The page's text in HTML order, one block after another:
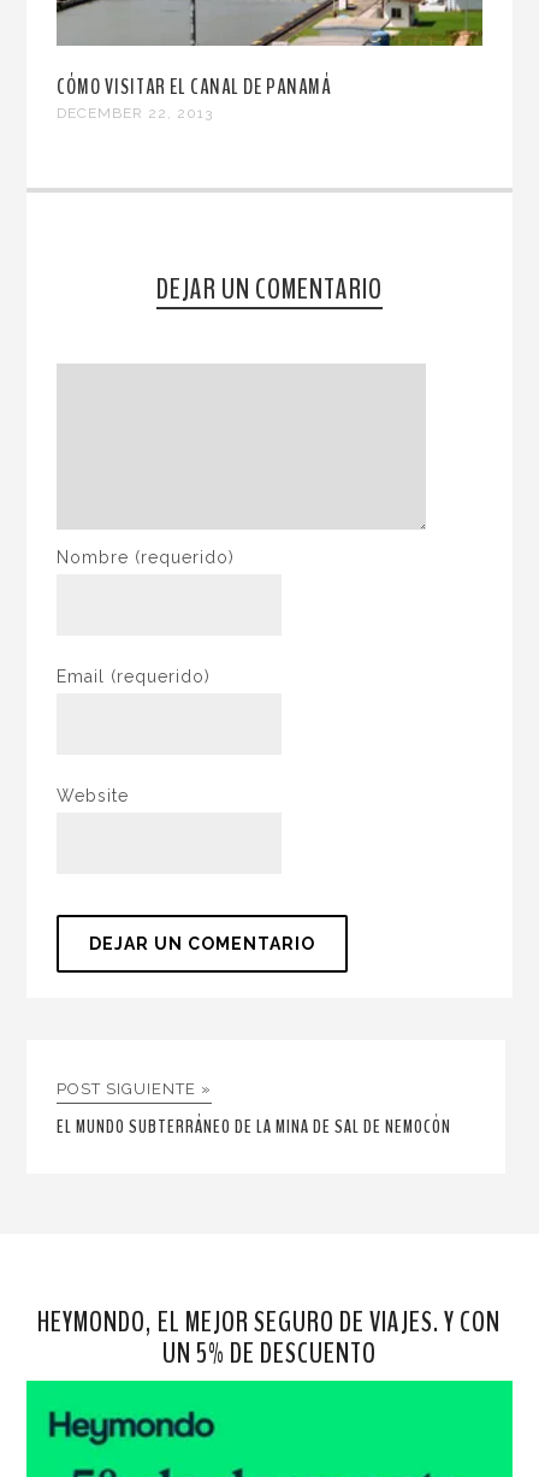
CÓMO VISITAR EL CANAL DE PANAMÁ
DECEMBER 22, 2013
DEJAR UN COMENTARIO
Nombre (requerido)
Email (requerido)
Website
POST SIGUIENTE »
EL MUNDO SUBTERRÁNEO DE LA MINA DE SAL DE NEMOCÓN
HEYMONDO, EL MEJOR SEGURO DE VIAJES. Y CON
UN 5% DE DESCUENTO